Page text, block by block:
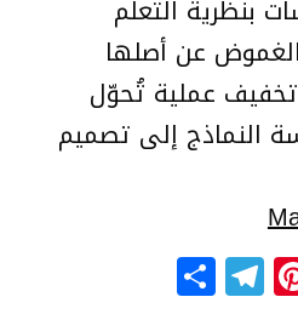
بنظرية التعلم
الغموض عن أصلها
تخفيف عملية تُحوّل
النماذج إلى تصميم
Pinterest
Telegram